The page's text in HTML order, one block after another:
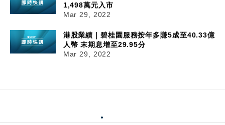
1,498萬元入市
Mar 29, 2022
港股業績｜碧桂園服務按年多賺5成至40.33億
人幣 末期息增至29.95分
Mar 29, 2022